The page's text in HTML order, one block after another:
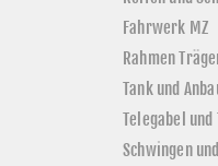
Fahrwerk MZ
Rahmen
Tank und
Telegabel und
Schwingen